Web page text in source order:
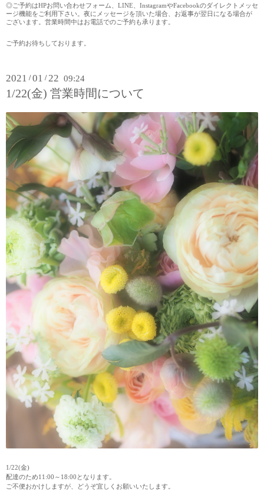
◎ご予約はHPお問い合わせフォーム、 LINE、 InstagramやFacebookのダイレクトメッセ
ージ機能をご利用下さい。夜にメッセージを頂いた場合、お返事が翌日になる場合が
ございます。営業時間中はお電話でのご予約も承ります。
ご予約お待ちしております。
2021 /01 /22 09:24
1/22(金) 営業時間について
1/22(金)
配達のため11:00～18:00となります。
ご不便おかけしますが、どうぞ宜しくお願いいたします。